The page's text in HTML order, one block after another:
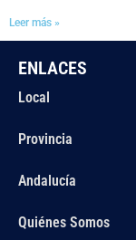
Leer más »
ENLACES
Local
Provincia
Andalucía
Quiénes Somos